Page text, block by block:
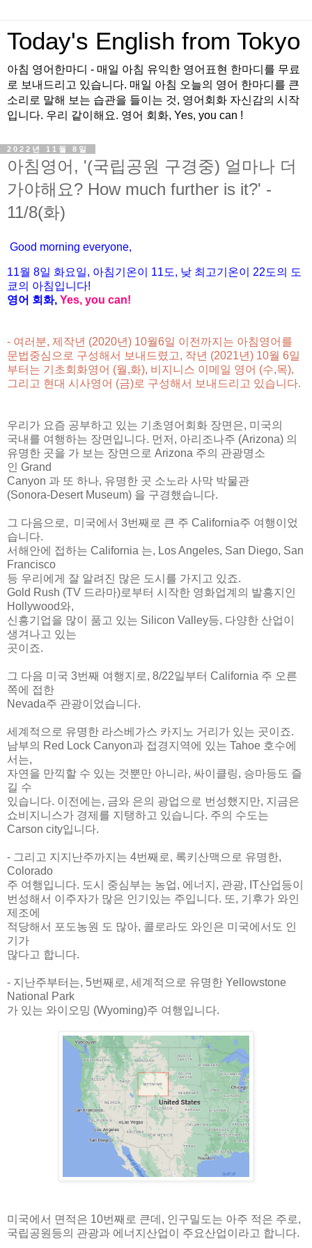
Today's English from Tokyo
아침 영어한마디 - 매일 아침 유익한 영어표현 한마디를 무료
로 보내드리고 있습니다. 매일 아침 오늘의 영어 한마디를 큰
소리로 말해 보는 습관을 들이는 것, 영어회화 자신감의 시작
입니다. 우리 같이해요. 영어 회화, Yes, you can !
2022년 11월 8일
아침영어, '(국립공원 구경중) 얼마나 더
가야해요? How much further is it?' -
11/8(화)
Good morning everyone,
11월 8일 화요일, 아침기온이 11도, 낮 최고기온이 22도의 도
쿄의 아침입니다!
영어 회화, Yes, you can!
- 여러분, 제작년 (2020년) 10월6일 이전까지는 아침영어를
문법중심으로 구성해서 보내드렸고, 작년 (2021년) 10월 6일
부터는 기초회화영어 (월,화), 비지니스 이메일 영어 (수,목),
그리고 현대 시사영어 (금)로 구성해서 보내드리고 있습니다.
우리가 요즘 공부하고 있는 기초영어회화 장면은, 미국의
국내를 여행하는 장면입니다. 먼저, 아리조나주 (Arizona) 의
유명한 곳을 가 보는 장면으로 Arizona 주의 관광명소
인 Grand
Canyon 과 또 하나, 유명한 곳 소노라 사막 박물관
(Sonora-Desert Museum) 을 구경했습니다.
그 다음으로, 미국에서 3번째로 큰 주 California주 여행이었
습니다.
서해안에 접하는 California 는, Los Angeles, San Diego, San
Francisco
등 우리에게 잘 알려진 많은 도시를 가지고 있죠.
Gold Rush (TV 드라마)로부터 시작한 영화업계의 발흥지인
Hollywood와,
신흥기업을 많이 품고 있는 Silicon Valley등, 다양한 산업이
생겨나고 있는
곳이죠.
그 다음 미국 3번째 여행지로, 8/22일부터 California 주 오른
쪽에 접한
Nevada주 관광이었습니다.
세계적으로 유명한 라스베가스 카지노 거리가 있는 곳이죠.
남부의 Red Lock Canyon과 접경지역에 있는 Tahoe 호수에
서는,
자연을 만끽할 수 있는 것뿐만 아니라, 싸이클링, 승마등도 즐
길 수
있습니다. 이전에는, 금와 은의 광업으로 번성했지만, 지금은
쇼비지니스가 경제를 지탱하고 있습니다. 주의 수도는
Carson city입니다.
- 그리고 지지난주까지는 4번째로, 록키산맥으로 유명한,
Colorado
주 여행입니다. 도시 중심부는 농업, 에너지, 관광, IT산업등이
번성해서 이주자가 많은 인기있는 주입니다. 또, 기후가 와인
제조에
적당해서 포도농원 도 많아, 콜로라도 와인은 미국에서도 인
기가
많다고 합니다.
- 지난주부터는, 5번째로, 세계적으로 유명한 Yellowstone
National Park
가 있는 와이오밍 (Wyoming)주 여행입니다.
미국에서 면적은 10번째로 큰데, 인구밀도는 아주 적은 주로,
국립공원등의 관광과 에너지산업이 주요산업이라고 합니다.